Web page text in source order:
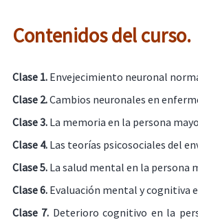
Contenidos del curso.
Clase 1. Envejecimiento neuronal
Clase 2.Cambios neuronales en
Clase 3. La memoria en la persona
Clase 4.Las teorías psicosociales del
Clase 5.La salud mental en la persona
Clase 6. Evaluación mental y cognitiva
Clase 7. Deterioro cognitivo en la